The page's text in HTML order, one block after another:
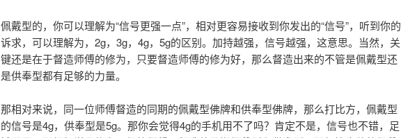
佩戴型的，你可以理解为“信号更强一点”，相对更容易接收到你发出的“信号”，听到你的
诉求，可以理解为，2g，3g，4g，5g的区别。加持越强，信号越强，这意思。当然，关
键还是在于督造师傅的修为，只要督造师傅的修为好，那么督造出来的不管是佩戴型还
是供奉型都有足够的力量。
那相对来说，同一位师傅督造的同期的佩戴型佛牌和供奉型佛牌，那么打比方，佩戴型
的信号是4g，供奉型是5g。那你会觉得4g的手机用不了吗？肯定不是，信号也不错，足